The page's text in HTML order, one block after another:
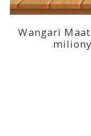
Wangari